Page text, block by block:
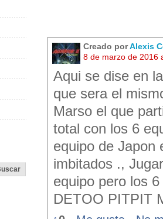
Creado porAlexis
8 de marzo de 2016
Aqui se dise en
que sera el
Marso el que
total con los 6
equipo de Japon
imbitados .,
equipo pero los
DETOO PITPIT